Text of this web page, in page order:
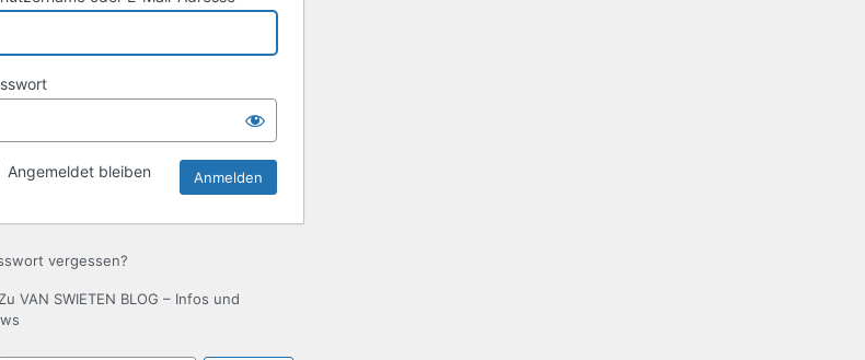
Angemeldet bleiben
vergessen?
VAN SWIETEN BLOG – Infos und